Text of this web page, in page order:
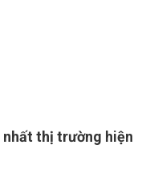
thị trường hiện